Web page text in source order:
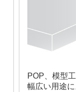
POP、模型
幅広い用途に